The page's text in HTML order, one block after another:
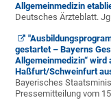
Allgemeinmedizin
Deutsches Ärzteblatt.
gestartet – Bayerns
Allgemeinmedizin“ wird
Haßfurt/Schweinfurt
Bayerisches
Pressemitteilung vom